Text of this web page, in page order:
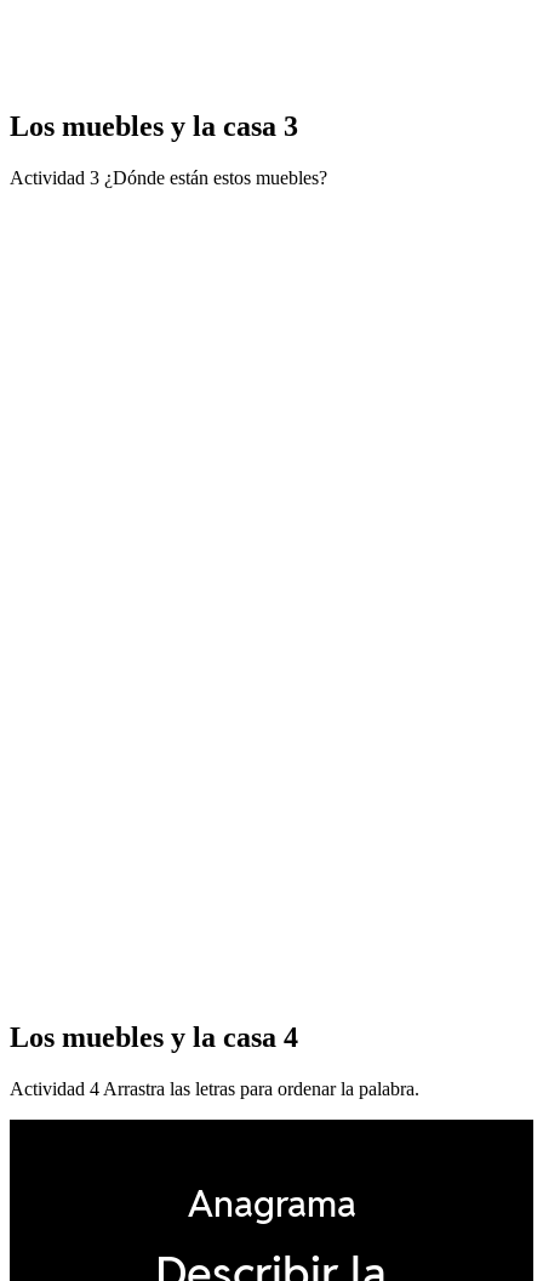
Los muebles y la casa 3
Actividad 3 ¿Dónde están estos muebles?
Los muebles y la casa 4
Actividad 4 Arrastra las letras para ordenar la palabra.